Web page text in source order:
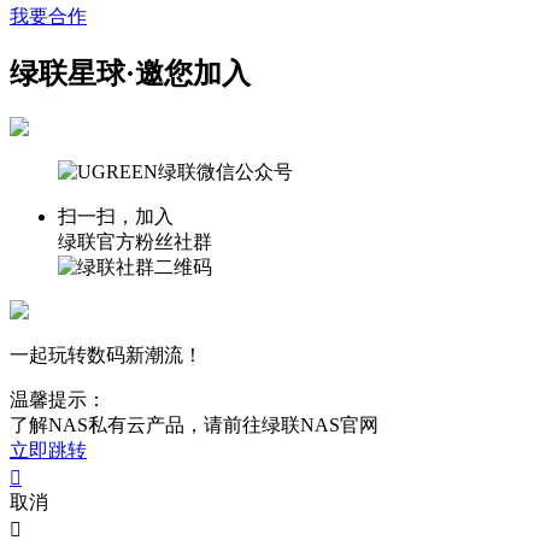
我要合作
绿联星球·邀您加入
扫一扫，加入
绿联官方粉丝社群
一起玩转数码新潮流！
温馨提示：
了解NAS私有云产品，请前往绿联NAS官网
立即跳转

取消
